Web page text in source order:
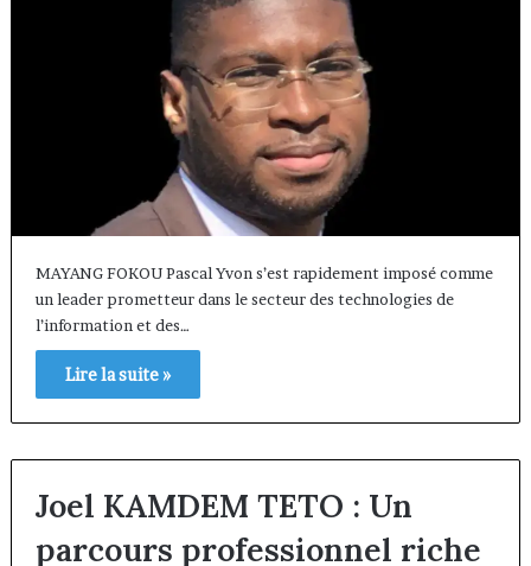
MAYANG FOKOU Pascal Yvon s’est rapidement imposé comme
un leader prometteur dans le secteur des technologies de
l’information et des…
Lire la suite »
Joel KAMDEM TETO : Un
parcours professionnel riche